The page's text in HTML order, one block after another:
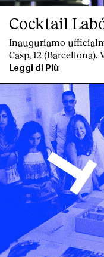
Cocktail
Inauguriamo
Casp, 12 (Barcellona).
Leggi di Più